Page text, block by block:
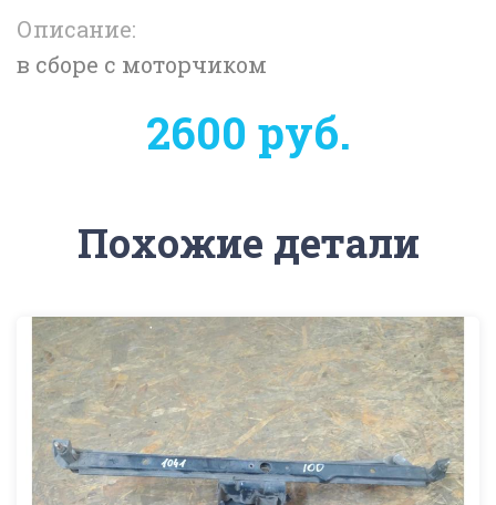
Описание:
в сборе с моторчиком
2600 руб.
Похожие детали